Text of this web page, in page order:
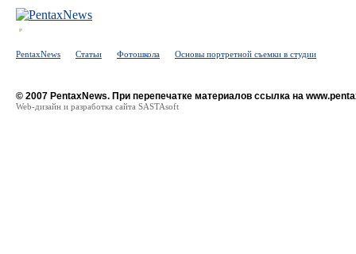
PentaxNews Статьи Фотошкола Основы портретной съемки в студии
© 2007 PentaxNews. При перепечатке материалов ссылка на
Web-дизайн и разработка сайта SASTAsoft